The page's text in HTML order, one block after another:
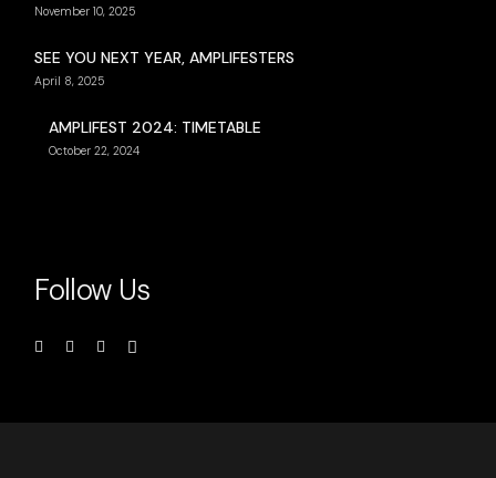
November 10, 2025
SEE YOU NEXT YEAR, AMPLIFESTERS
April 8, 2025
AMPLIFEST 2024: TIMETABLE
October 22, 2024
Follow Us